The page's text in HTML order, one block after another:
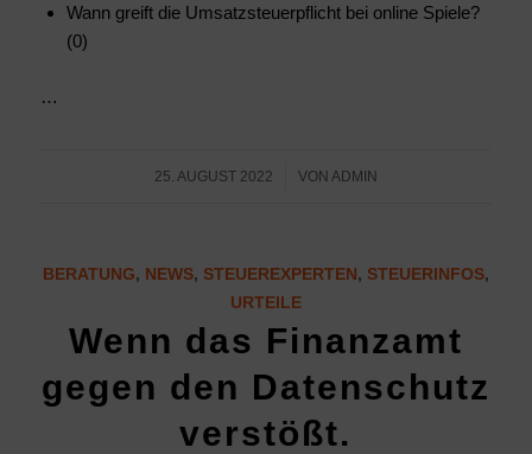
Wann greift die Umsatzsteuerpflicht bei online Spiele?
(0)
…
25. AUGUST 2022
/ VON ADMIN
BERATUNG, NEWS, STEUEREXPERTEN, STEUERINFOS,
URTEILE
Wenn das Finanzamt
gegen den Datenschutz
verstößt.